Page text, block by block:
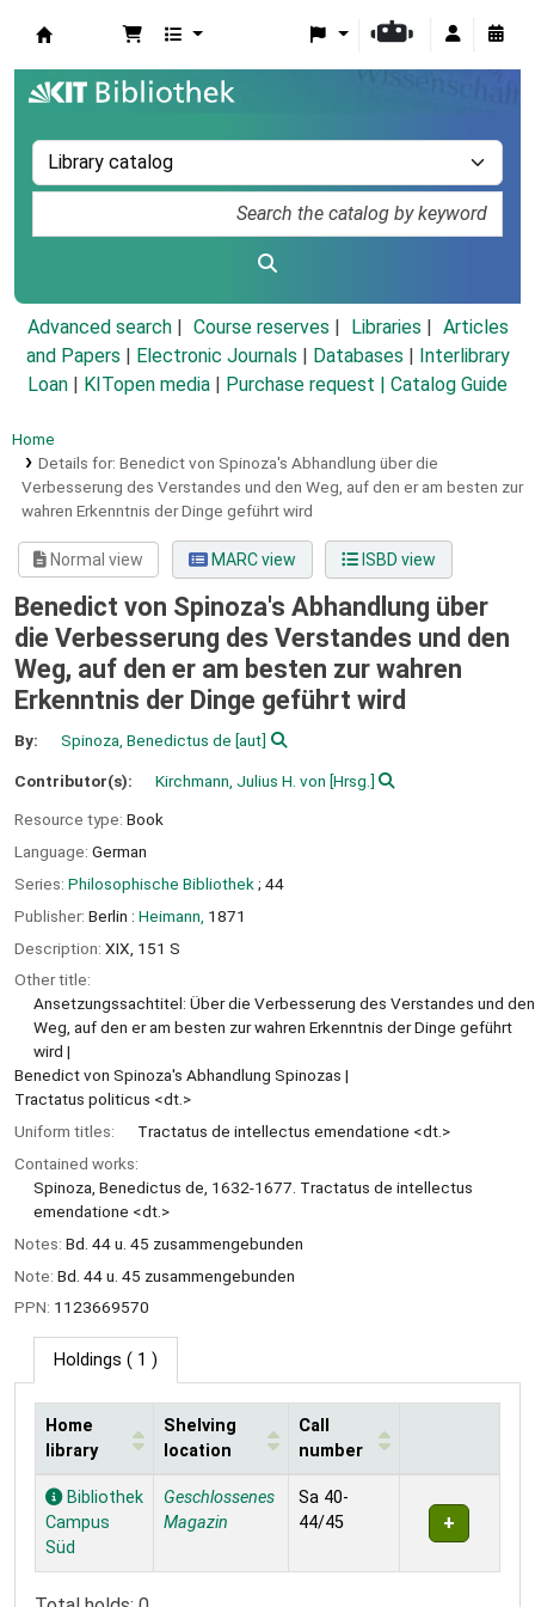
Advanced search Course reserves Libraries
Articles
and Papers
Electronic Journals Databases
Interlibrary
Loan
KITopen media Purchase request | Catalog Guide
Home
Details for: Benedict von Spinoza's Abhandlung über die
Verbesserung des Verstandes und den Weg, auf den er am besten zur
wahren Erkenntnis der Dinge geführt wird
Normal view MARC view ISBD view
Benedict von Spinoza's Abhandlung über
die Verbesserung des Verstandes und den
Weg, auf den er am besten zur wahren
Erkenntnis der Dinge geführt wird
By: Spinoza, Benedictus de [aut]
Contributor(s): Kirchmann, Julius H. von [Hrsg.]
Resource type: Book
Language: German
Series: Philosophische Bibliothek ; 44
Publisher: Berlin : Heimann, 1871
Description: XIX, 151 S
Other title:
Ansetzungssachtitel: Über die Verbesserung des Verstandes und den
Weg, auf den er am besten zur wahren Erkenntnis der Dinge geführt
wird
Benedict von Spinoza's Abhandlung Spinozas
Tractatus politicus <dt.>
Uniform titles:
Tractatus de intellectus emendatione <dt.>
Contained works:
Spinoza, Benedictus de, 1632-1677. Tractatus de intellectus
emendatione <dt.>
Notes: Bd. 44 u. 45 zusammengebunden
Note: Bd. 44 u. 45 zusammengebunden
PPN: 1123669570
Holdings ( 1 )
Holdings
Home
library
Shelving
location
Call
number
Bibliothek
Campus
Süd
Geschlossenes
Magazin
Sa 40-
44/45